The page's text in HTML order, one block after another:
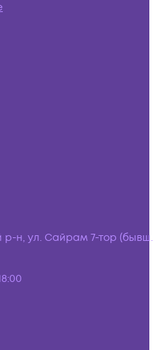
р-н, ул. Сайрам 7-тор (бывш.